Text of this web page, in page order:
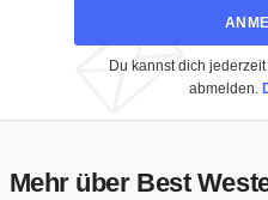
Du kannst dich
abmelden.
Mehr über Best